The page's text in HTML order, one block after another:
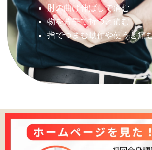
肘の曲げ伸ばしで痛む
物を片手で持つと痛む
指でつまむ動作や使うと痛